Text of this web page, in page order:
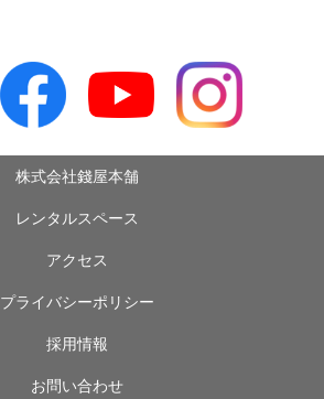
株式会社錢屋本舗
レンタルスペース
アクセス
プライバシーポリシー
採用情報
お問い合わせ